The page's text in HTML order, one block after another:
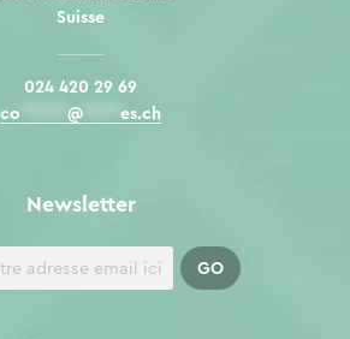
Suisse
024 420 29 69
co
@ es.ch
Newsletter